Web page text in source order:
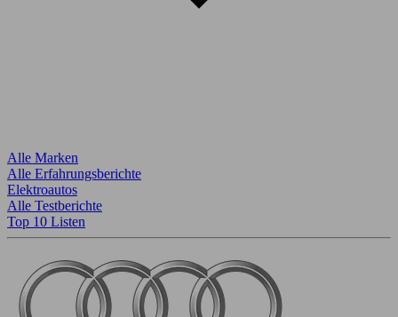
Alle Marken
Alle Erfahrungsberichte
Elektroautos
Alle Testberichte
Top 10 Listen